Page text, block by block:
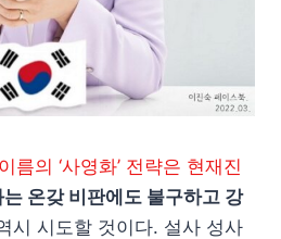
름의 ‘사영화’ 전략은 현재진
온갖 비판에도 불구하고 강
시 시도할 것이다. 설사 성사